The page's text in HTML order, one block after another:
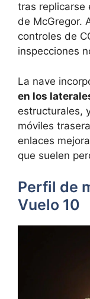
tras replicarse
de McGregor.
controles de
inspecciones
La nave
en los
estructurales,
móviles
enlaces
que suelen
Perfil de
Vuelo 10